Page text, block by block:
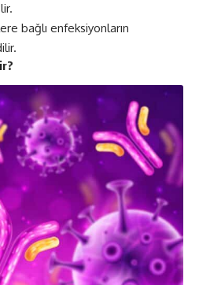
bağlı enfeksiyonların